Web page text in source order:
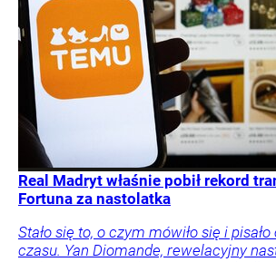
Real Madryt właśnie pobił rekord
Fortuna za nastolatka
Stało się to, o czym mówiło się i pisało
czasu. Yan Diomande, rewelacyjny